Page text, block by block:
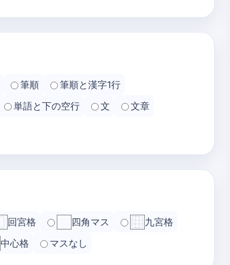
筆順
筆順と漢字1行
単語と下の空行 文
文章
回宮格 四角マス
九宮格
中心格 マスなし